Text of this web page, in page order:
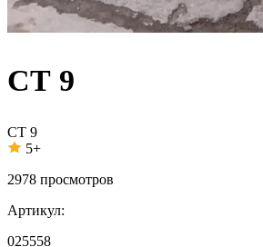
СТ 9
СТ 9
5+
2978 просмотров
Артикул:
025558